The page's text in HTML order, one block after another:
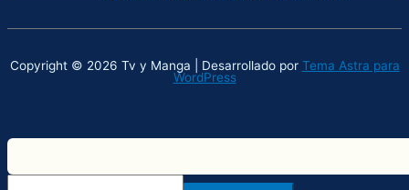
Copyright © 2026 Tv y Manga | Desarrollado por Tema Astra para
WordPress